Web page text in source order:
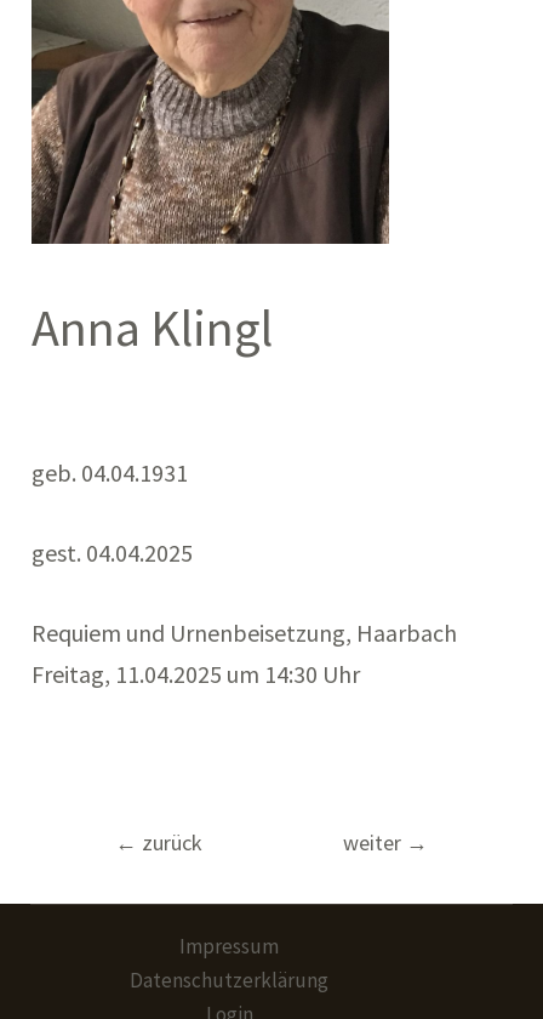
Anna Klingl
geb. 04.04.1931
gest. 04.04.2025
Requiem und Urnenbeisetzung, Haarbach
Freitag, 11.04.2025 um 14:30 Uhr
Beitragsnavigation
← zurück weiter →
Impressum
Datenschutzerklärung